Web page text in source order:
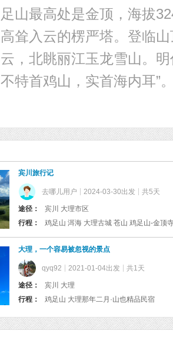
足山最高处是金顶，海拔
高耸入云的楞严塔。登临
云，北眺丽江玉龙雪山。
不特首鸡山，实首海内耳”
宾川旅行记
去哪儿用户 2024-03-30出发 共5天
途径：
宾川 大理市区
行程：
鸡足山 洱海 大理古城 苍山 鸡足山-金顶
大理，一个容易被忽视的景点
qyq92 2021-01-04出发 共1天
途径：
宾川 大理
行程：
鸡足山 大理那年二月·山也精品民宿